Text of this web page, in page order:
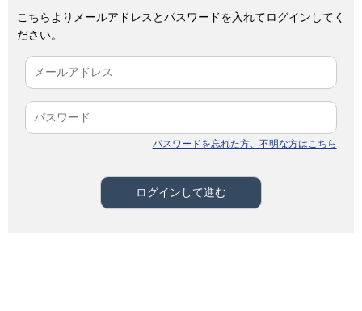
こちらよりメールアドレスとパスワードを入れてログインしてく
ださい。
パスワードを忘れた方、不明な方はこちら